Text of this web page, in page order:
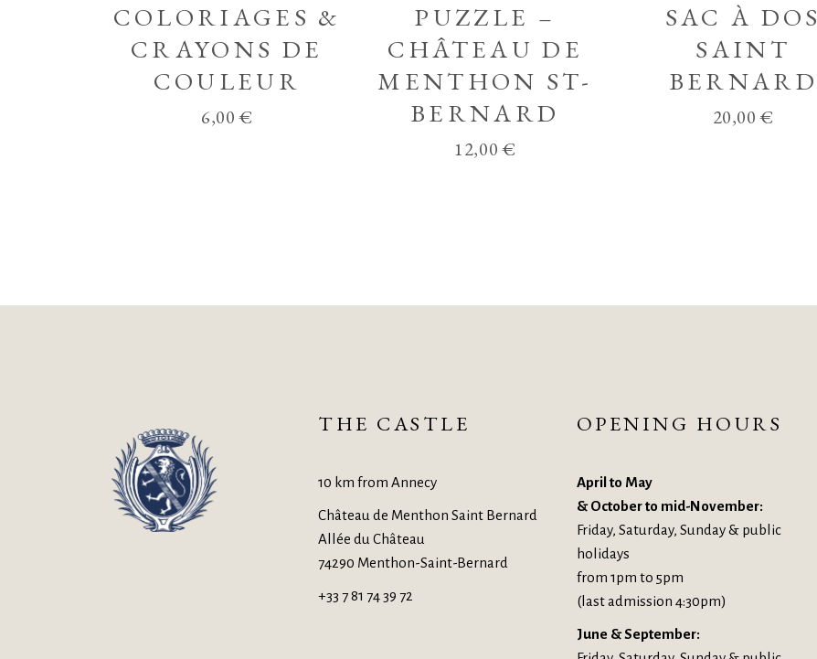
COLORIAGES &
CRAYONS DE
COULEUR
6,00€
PUZZLE –
CHÂTEAU DE
MENTHON ST-
BERNARD
12,00€
SAC À DOS
SAINT
BERNARD
20,00€
THE CASTLE
10 km from Annecy
Château de Menthon Saint Bernard
Allée du Château
74290 Menthon-Saint-Bernard
+33 7 81 74 39 72
OPENING HOURS
April to May
& October to mid-November:
Friday, Saturday, Sunday & public
holidays
from 1pm to 5pm
(last admission 4:30pm)
June & September: